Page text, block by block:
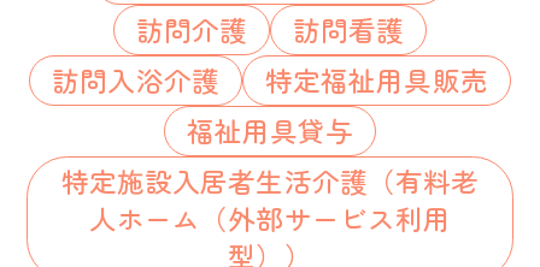
訪問介護
訪問看護
訪問入浴介護
特定福祉用具販売
福祉用具貸与
特定施設入居者生活介護（有料老
人ホーム（外部サービス利用
型））